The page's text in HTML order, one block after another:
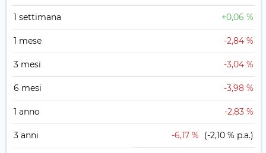
1 settimana +0,06 %
1 mese -2,84 %
3 mesi -3,04 %
6 mesi -3,98 %
1 anno -2,83 %
3 anni -6,17 % (-2,10 % p.a.)